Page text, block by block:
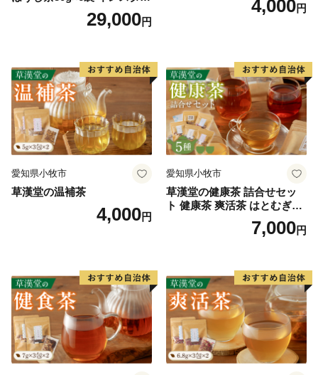
トほうじ茶 粉末ほうじ茶 粉
末茶 おーいお茶 粉末緑茶
29,000円
4,000円
愛知県小牧市
草漢堂の温補茶
4,000円
愛知県小牧市
草漢堂の健康茶 詰合せセッ
ト 健康茶 爽活茶 はとむぎ茶
温補茶 健食茶 和漢紅茶 お茶
7,000円